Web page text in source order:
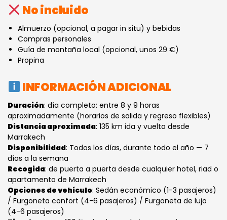
No incluido
Almuerzo (opcional, a pagar in situ) y bebidas
Compras personales
Guía de montaña local (opcional, unos 29 €)
Propina
INFORMACIÓN ADICIONAL
Duración: día completo: entre 8 y 9 horas
aproximadamente (horarios de salida y regreso flexibles)
Distancia aproximada: 135 km ida y vuelta desde
Marrakech
Disponibilidad: Todos los días, durante todo el año — 7
días a la semana
Recogida: de puerta a puerta desde cualquier hotel, riad o
apartamento de Marrakech
Opciones de vehículo: Sedán económico (1-3 pasajeros)
/ Furgoneta confort (4-6 pasajeros) / Furgoneta de lujo
(4-6 pasajeros)